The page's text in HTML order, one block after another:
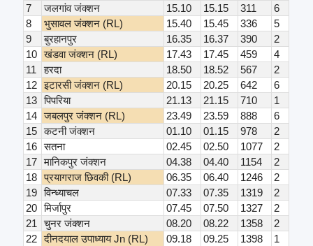
7
जलगांव जंक्शन 15.10 15.15 311
6
8
भुसावल जंक्शन (RL) 15.40 15.45 336
5
9
बुरहानपुर 16.35 16.37 390
2
10
खंडवा जंक्शन (RL) 17.43 17.45 459
4
11
हरदा 18.50 18.52 567
2
12
इटारसी जंक्शन (RL) 20.15 20.25 642
6
13
पिपरिया 21.13 21.15 710
1
14
जबलपुर जंक्शन (RL) 23.49 23.59 888
6
15
कटनी जंक्शन 01.10 01.15 978
2
16
सतना 02.45 02.50 1077
2
17
मानिकपुर जंक्शन 04.38 04.40 1154
2
18
प्रयागराज छिवकी (RL) 06.35 06.40 1246
2
19
विन्ध्याचल 07.33 07.35 1319
2
20
मिर्जापुर 07.45 07.50 1327
2
21
चुनर जंक्शन 08.20 08.22 1358
2
22
दीनदयाल उपाध्याय Jn (RL) 09.18 09.25 1398
1